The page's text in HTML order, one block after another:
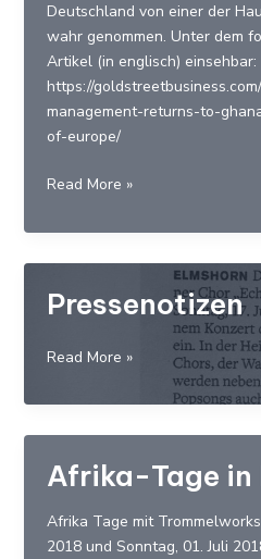
Deutschland von einer der
wahr genommen. Unter dem
Artikel (in englisch) einsehbar:
https://
management-returns-to-
of-europe/
Einsatz
Europa
wird
Ghana
genommen
Read More »
Pressenotizen
Pressenotizen
Read More »
Afrika-Tage in
Afrika Tage mit
2018 und Sonntag, 01. Juli